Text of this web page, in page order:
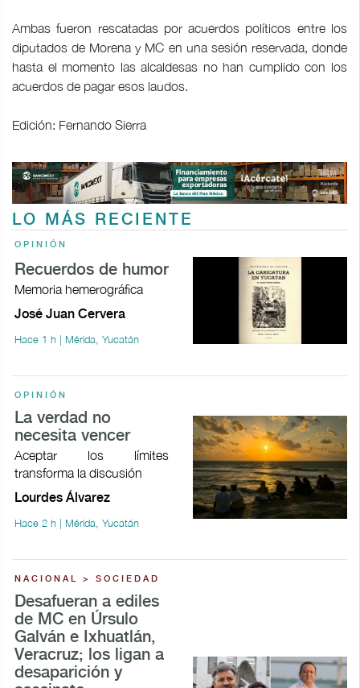
Ambas fueron rescatadas por acuerdos políticos entre los
diputados de Morena y MC en una sesión reservada, donde
hasta el momento las alcaldesas no han cumplido con los
acuerdos de pagar esos laudos.
Edición: Fernando Sierra
LO MÁS RECIENTE
OPINIÓN
Recuerdos de humor
Memoria hemerográfica
José Juan Cervera
Hace 1 h | Mérida, Yucatán
OPINIÓN
La verdad no
necesita vencer
Aceptar los límites
transforma la discusión
Lourdes Álvarez
Hace 2 h | Mérida, Yucatán
NACIONAL > SOCIEDAD
Desafueran a ediles
de MC en Úrsulo
Galván e Ixhuatlán,
Veracruz; los ligan a
desaparición y